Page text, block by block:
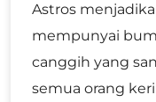
Astros
mempunyai
canggih yang
semua orang